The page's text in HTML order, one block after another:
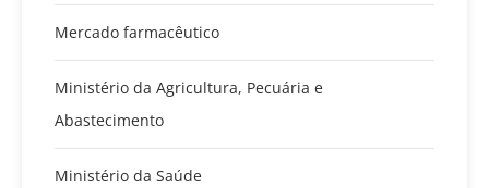
Mercado farmacêutico
Ministério da Agricultura, Pecuária e
Abastecimento
Ministério da Saúde